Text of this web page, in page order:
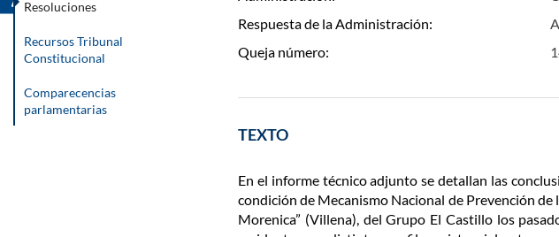
Respuesta de la Administración:
Queja número:
TEXTO
En el informe técnico adjunto se detallan las
condición de Mecanismo Nacional de Prevención
Morenica” (Villena), del Grupo El Castillo los
Resoluciones
Recursos Tribunal
Constitucional
Comparecencias
parlamentarias